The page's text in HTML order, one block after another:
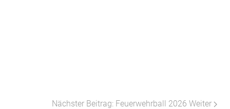
Nächster Beitrag: Feuerwehrball 2026 Weiter